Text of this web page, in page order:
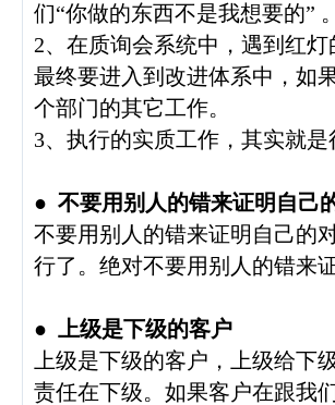
们“你做的东西不是我想要的” 。
2、在质询会系统中，遇到红
最终要进入到改进体系中，如
个部门的其它工作。
3、执行的实质工作，其实就是
● 不要用别人的错来证明自己
不要用别人的错来证明自己的
行了。绝对不要用别人的错来
● 上级是下级的客户
上级是下级的客户，上级给下
责任在下级。如果客户在跟我